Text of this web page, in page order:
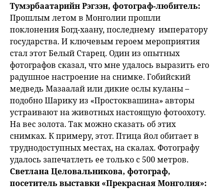
Тумэрбаатарийн Рэгзэн, фотограф-любитель:
Прошлым летом в Монголии прошли
поклонения Богд-хаану, последнему императору
государства. И ключевым героем мероприятия
стал этот Белый Старец. Один из опытных
фотографов сказал, что мне удалось выразить его
радушное настроение на снимке. Гобийский
медведь Мазаалай или дикие ослы куланы –
подобно Шарику из «Простоквашина» авторы
устраивают на животных настоящую фотоохоту.
На вес золота. Так можно сказать об этих
снимках. К примеру, этот. Птица йол обитает в
труднодоступных местах, на скалах. Фотографу
удалось запечатлеть ее только с 500 метров.
Светлана Целовальникова, фотограф,
посетитель выставки «Прекрасная Монголия»: